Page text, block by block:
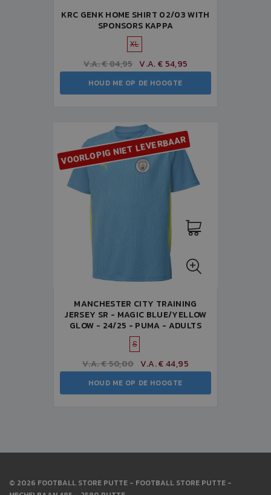
KRC GENK HOME SHIRT 02/03 WITH
SPONSORS KAPPA
XL
V.A. € 84,95 V.A. € 54,95
HOUD ME OP DE HOOGTE
VOORLOPIG NIET LEVERBAAR
MANCHESTER CITY TRAINING
JERSEY SR - MAGIC BLUE/YELLOW
GLOW - 24/25 - PUMA - ADULTS
S
V.A. € 50,00 V.A. € 44,95
HOUD ME OP DE HOOGTE
© 2026 FOOTBALL STORE PUTTE - FOOTBALL STORE PUTTE -